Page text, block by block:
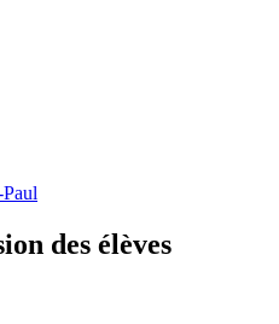
Paul
des élèves